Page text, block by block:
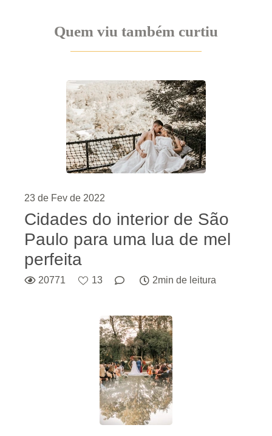
Quem viu também curtiu
23 de Fev de 2022
Cidades do interior de São
Paulo para uma lua de mel
perfeita
20771 13 2min de leitura